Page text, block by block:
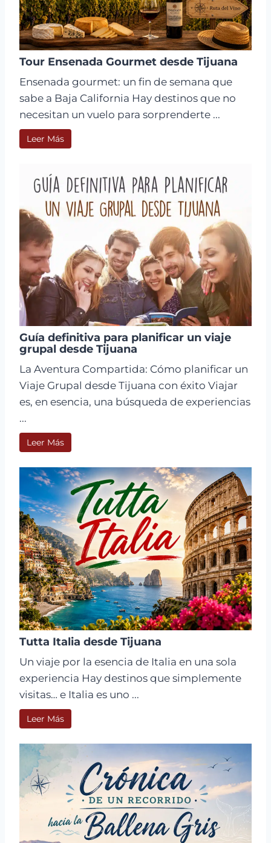
Tour Ensenada Gourmet desde Tijuana
Ensenada gourmet: un fin de semana que
sabe a Baja California Hay destinos que no
necesitan un vuelo para sorprenderte ...
Leer Más
Guía definitiva para planificar un viaje
grupal desde Tijuana
La Aventura Compartida: Cómo planificar un
Viaje Grupal desde Tijuana con éxito Viajar
es, en esencia, una búsqueda de experiencias
...
Leer Más
Tutta Italia desde Tijuana
Un viaje por la esencia de Italia en una sola
experiencia Hay destinos que simplemente
visitas… e Italia es uno ...
Leer Más